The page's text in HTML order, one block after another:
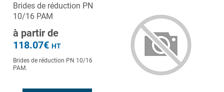
Brides de réduction PN
10/16 PAM
à partir de
118.07€ HT
Brides de réduction PN 10/16
PAM.